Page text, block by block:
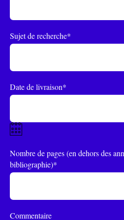
Sujet de recherche*
Date de livraison*
Nombre de pages (en dehors des
bibliographie)*
Commentaire